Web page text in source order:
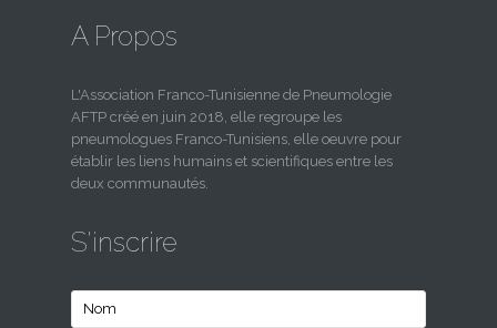
A Propos
L'Association Franco-Tunisienne de Pneumologie
AFTP créé en juin 2018, elle regroupe les
pneumologues Franco-Tunisiens, elle oeuvre pour
établir les liens humains et scientifiques entre les
deux communautés.
S'inscrire